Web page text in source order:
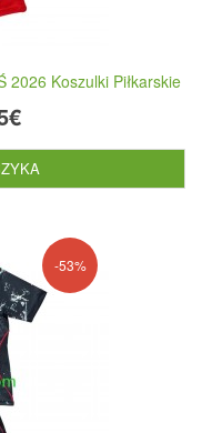
2026 Koszulki Piłkarskie
-53%